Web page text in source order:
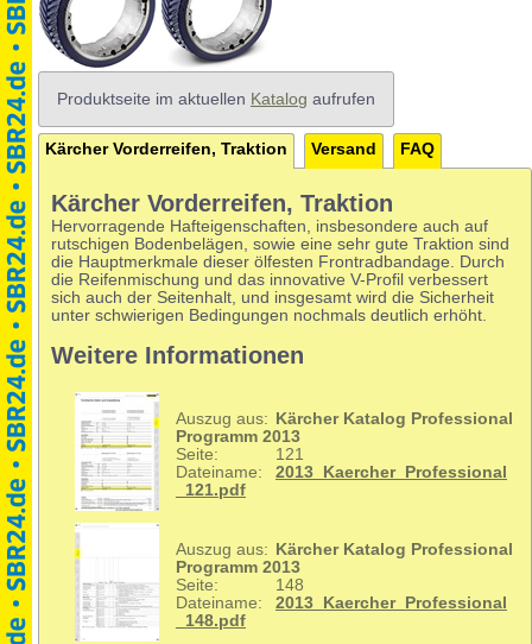
Produktseite im aktuellen Katalog aufrufen
Kärcher Vorderreifen, Traktion Versand FAQ
Kärcher Vorderreifen, Traktion
Hervorragende Hafteigenschaften, insbesondere auch auf
rutschigen Bodenbelägen, sowie eine sehr gute Traktion sind
die Hauptmerkmale dieser ölfesten Frontradbandage. Durch
die Reifenmischung und das innovative V-Profil verbessert
sich auch der Seitenhalt, und insgesamt wird die Sicherheit
unter schwierigen Bedingungen nochmals deutlich erhöht.
Weitere Informationen
Auszug aus:
Kärcher Katalog Professional
Programm 2013
Seite:
121
Dateiname:
2013_Kaercher_Professional
_121.pdf
Auszug aus:
Kärcher Katalog Professional
Programm 2013
Seite:
148
Dateiname:
2013_Kaercher_Professional
_148.pdf